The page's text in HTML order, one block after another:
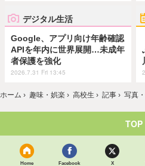
デジタル生活
Google、アプリ向け年齢確認
APIを年内に世界展開…未成年
者保護を強化
2026.7.31 Fri 13:45
ホーム › 趣味・娯楽 › 高校生 › 記事 › 写真
TOP
Home Facebook X